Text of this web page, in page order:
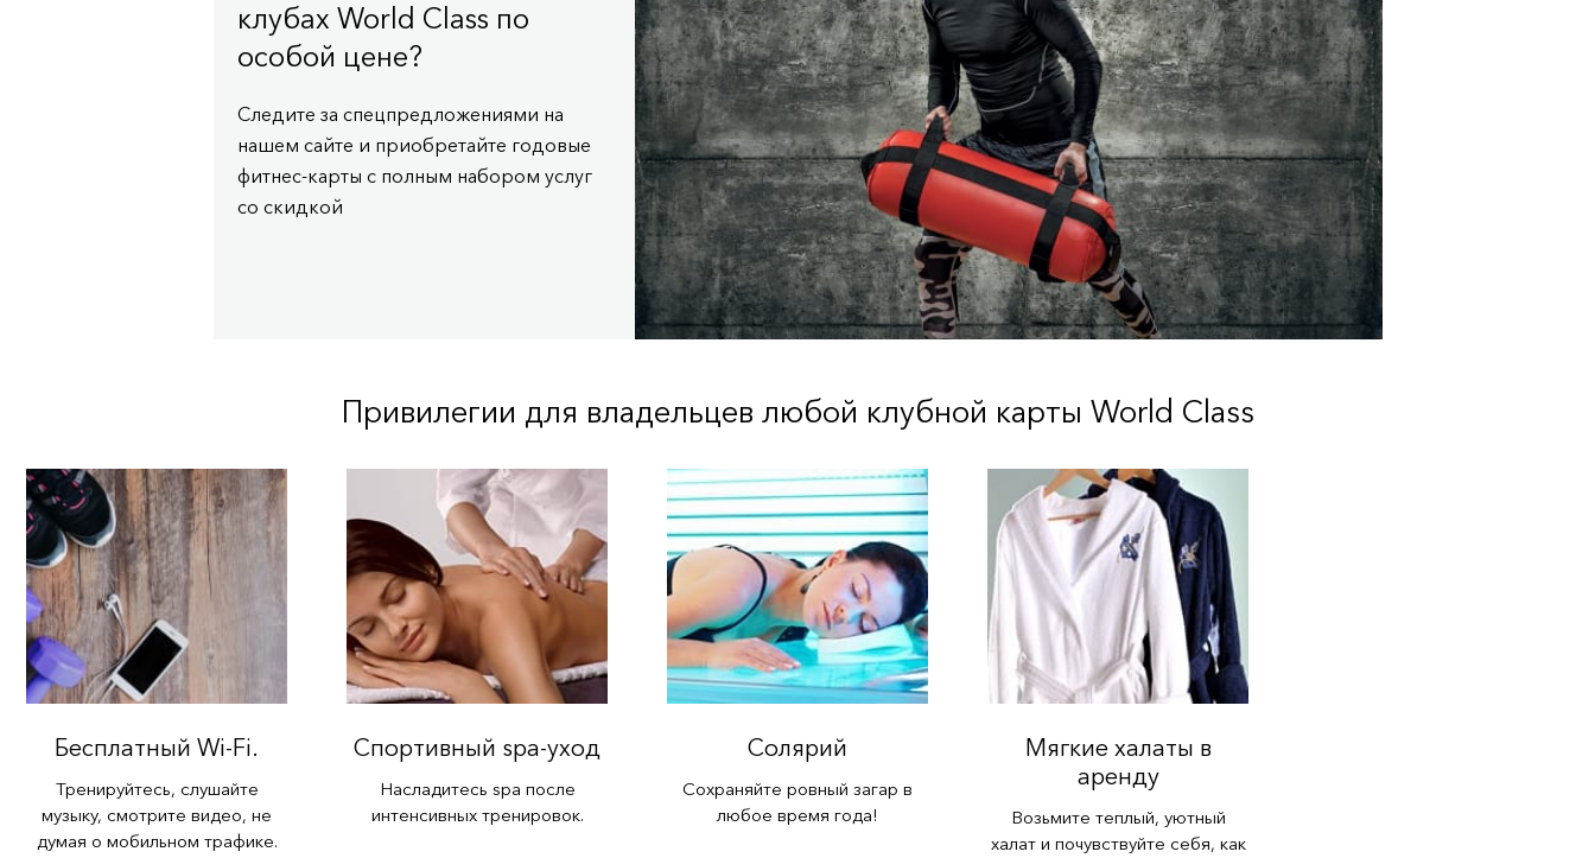
клубах World Class по
особой цене?
Следите за спецпредложениями на
нашем сайте и приобретайте годовые
фитнес-карты с полным набором услуг
со скидкой
Привилегии для владельцев любой клубной карты World Class
Бесплатный Wi-Fi.
Тренируйтесь, слушайте
музыку, смотрите видео, не
думая о мобильном трафике.
Спортивный spa-уход
Насладитесь spa после
интенсивных тренировок.
Солярий
Сохраняйте ровный загар в
любое время года!
Мягкие халаты в
аренду
Возьмите теплый, уютный
халат и почувствуйте себя, как